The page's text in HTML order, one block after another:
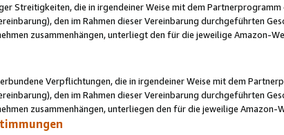
Streitigkeiten, die in irgendeiner Weise mit dem
den im Rahmen dieser Vereinbarung durchgeführten
zusammenhängen, unterliegt den für die jeweilige Amazon-
Verpflichtungen, die in irgendeiner Weise mit dem
den im Rahmen dieser Vereinbarung durchgeführten
zusammenhängen, unterliegen den für die jeweilige Amazon-